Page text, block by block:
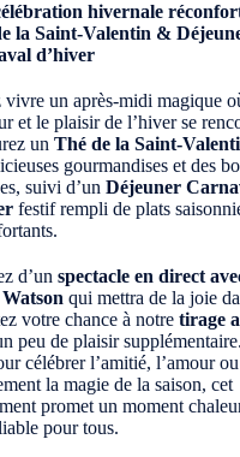
hivernale
la Saint-Valentin &
d’hiver
vivre un après-midi magique
et le plaisir de l’hiver se
unThé de la Saint-
gourmandises et des
suivi d’unDéjeuner
festif rempli de plats
d’unspectacle en direct
qui mettra de la joie
votre chance à notretirage
peu de plaisir
célébrer l’amitié, l’amour ou
la magie de la saison, cet
promet un moment
pour tous.